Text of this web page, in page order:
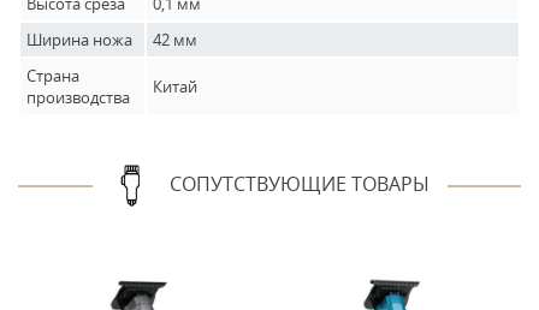
Ширина ножа
42 мм
Страна
производства
Китай
СОПУТСТВУЮЩИЕ ТОВАРЫ